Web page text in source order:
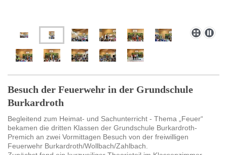
Besuch der Feuerwehr in der Grundschule
Burkardroth
Begleitend zum Heimat- und Sachunterricht - Thema „Feuer“
bekamen die dritten Klassen der Grundschule Burkardroth-
Premich an zwei Vormittagen Besuch von der freiwilligen
Feuerwehr Burkardroth/Wollbach/Zahlbach.